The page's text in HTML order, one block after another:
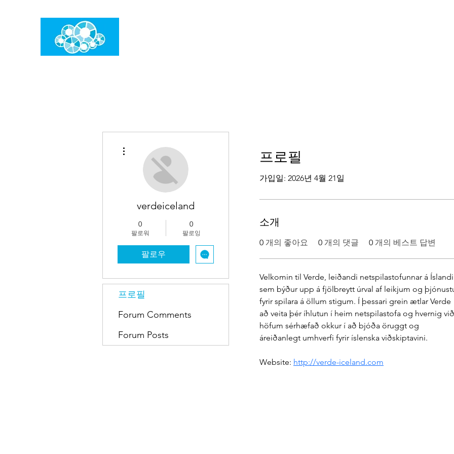
프로필
가입일: 2026년 4월 21일
소개
0 개의 좋아요 0 개의 댓글 0 개의 베스트 답변
Velkomin til Verde, leiðandi netspilastofunnar á Íslandi
sem býður upp á fjölbreytt úrval af leikjum og
fyrir spilara á öllum stigum. Í þessari grein ætlar Verde
að veita þér íhlutun í heim netspilastofa og hvernig við
höfum sérhæfað okkur í að bjóða öruggt og
áreiðanlegt umhverfi fyrir íslenska viðskiptavini.
Website: http://verde-iceland.com
verdeiceland
0
팔로워
0
팔로잉
팔로우
프로필
Forum Comments
Forum Posts